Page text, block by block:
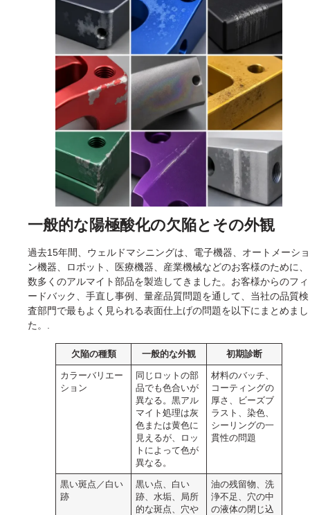
一般的な陽極酸化の欠陥とその外観
過去15年間、ウェルドマシニングは、電子機器、オートメーショ
ン機器、ロボット、医療機器、産業機械などのお客様のために、
数多くのアルマイト部品を製造してきました。お客様からのフィ
ードバック、手直し事例、量産品質問題を通して、当社の品質検
査部門で最もよく見られる表面仕上げの問題を以下にまとめまし
た。.
欠陥の種類 一般的な外観 初期診断
カラーバリエー
ション
同じロットの部
品でも色合いが
異なる。黒アル
マイト処理は灰
色または黄色に
見えるが、ロッ
トによって色が
異なる。
材料のバッチ、
コーティングの
厚さ、ビーズブ
ラスト、染色、
シーリングの一
貫性の問題
黒い斑点／白い
跡
黒い点、白い
跡、水垢、局所
的な斑点、穴や
油の残留物、洗
浄不足、穴の中
の液体の閉じ込